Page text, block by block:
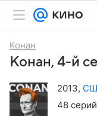
Конан
Конан, 4-й
2013,
48 серий